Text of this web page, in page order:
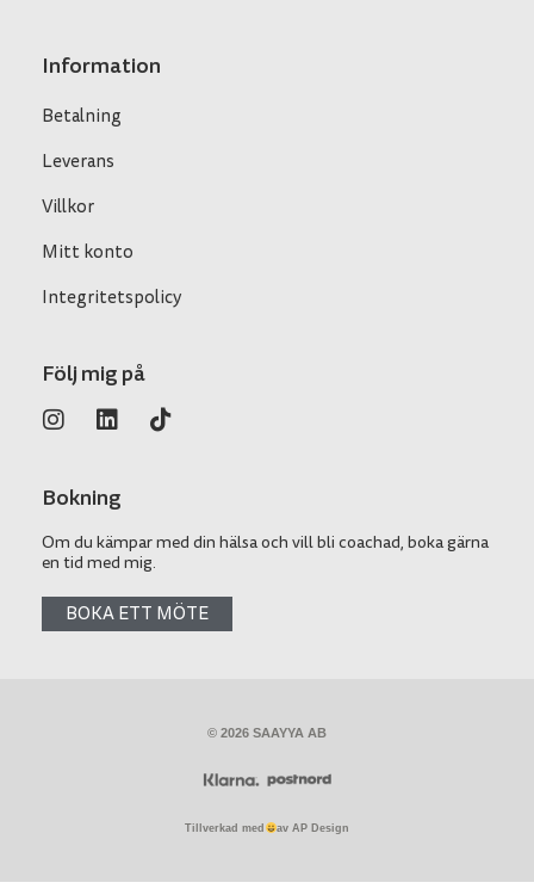
Information
Betalning
Leverans
Villkor
Mitt konto
Integritetspolicy
Följ mig på
Bokning
Om du kämpar med din hälsa och vill bli coachad, boka gärna
en tid med mig.
BOKA ETT MÖTE
© 2026 SAAYYA AB
Tillverkad med av AP Design